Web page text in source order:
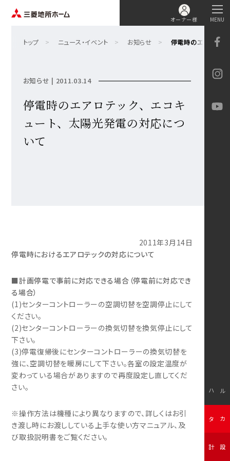
オーナー様 MENU
無料カタログ
トップ ニュース・イベント お知らせ 停電時のエアロテッ
お知らせ | 2011.03.14
停電時のエアロテック、エコキ
ュート、太陽光発電の対応につ
いて
2011年3月14日
停電時におけるエアロテックの対応について
■計画停電で事前に対応できる場合（停電前に対応でき
る場合）
(1)センターコントローラーの空調切替を空調停止にして
ください。
(2)センターコントローラーの換気切替を換気停止にして
下さい。
(3)停電復帰後にセンターコントローラーの換気切替を
強に、空調切替を暖房にして下さい。各室の設定温度が
変わっている場合がありますので再度設定し直してくだ
さい。
※操作方法は機種により異なりますので、詳しくはお引
き渡し時にお渡ししている上手な使い方マニュアル、及
び取扱説明書をご覧ください。